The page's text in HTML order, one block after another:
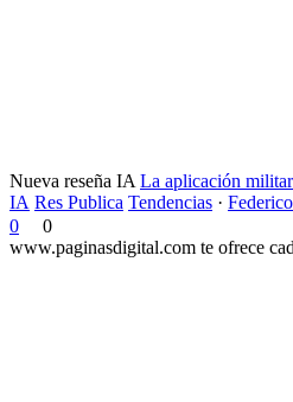
Nueva reseña IA La aplicación
IA Res Publica Tendencias ·
0
0
www.paginasdigital.com te ofrece